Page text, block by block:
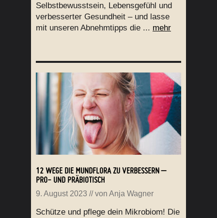
Selbstbewusstsein, Lebensgefühl und
verbesserter Gesundheit – und lasse
mit unseren Abnehmtipps die ... mehr
12 WEGE DIE MUNDFLORA ZU VERBESSERN –
PRO- UND PRÄBIOTISCH
9. August 2023 // von Anja Wagner
Schütze und pflege dein Mikrobiom! Die